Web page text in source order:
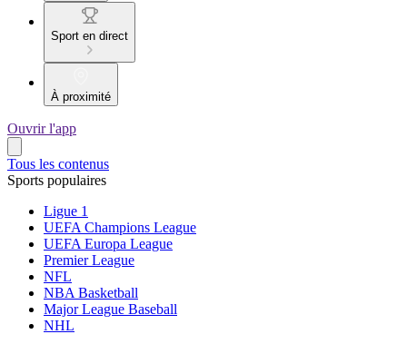
Sport en direct
À proximité
Ouvrir l'app
Tous les contenus
Sports populaires
Ligue 1
UEFA Champions League
UEFA Europa League
Premier League
NFL
NBA Basketball
Major League Baseball
NHL